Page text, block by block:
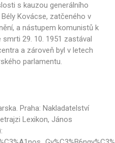
s kauzou generálního
Kovácse, zatčeného v
a nástupem komunistů k
smrti 29. 10. 1951 zastával
a zároveň byl v letech
parlamentu.
Praha: Nakladatelství
Lexikon, János